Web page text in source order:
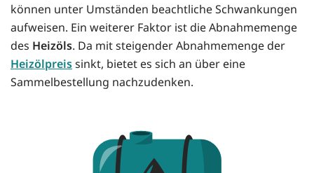
können unter Umständen beachtliche Schwankungen
aufweisen. Ein weiterer Faktor ist die Abnahmemenge
des Heizöls. Da mit steigender Abnahmemenge der
Heizölpreissinkt, bietet es sich an über eine
Sammelbestellung nachzudenken.